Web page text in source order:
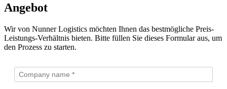
Angebot
Wir von Nunner Logistics möchten Ihnen das bestmögliche Preis-
Leistungs-Verhältnis bieten. Bitte füllen Sie dieses Formular aus, um
den Prozess zu starten.